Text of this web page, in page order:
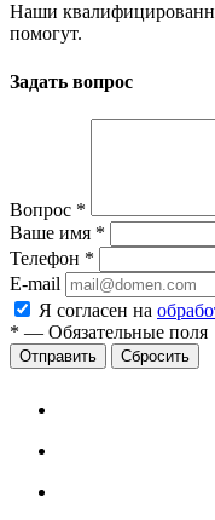
Наши
помогут.
Задать вопрос
Вопрос *
Ваше имя *
Телефон *
E-mail
Я согласен на
* — Обязательные поля
Сбросить